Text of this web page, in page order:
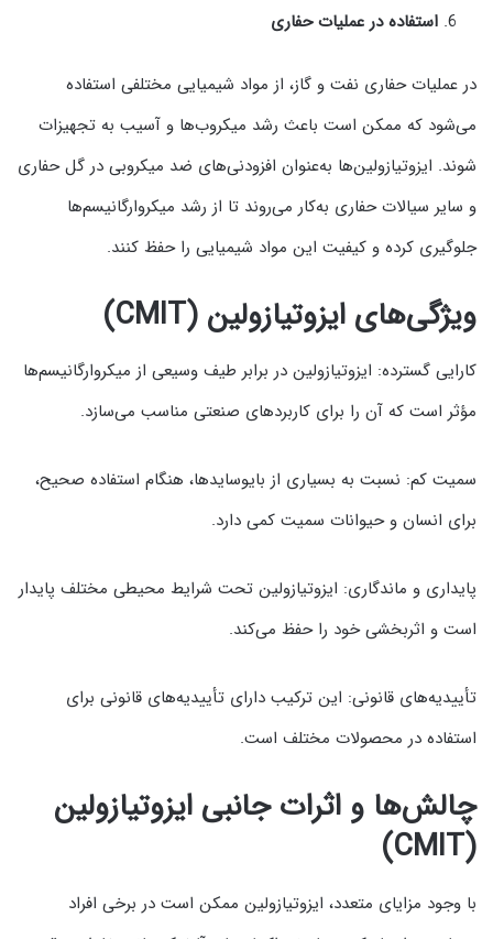
استفاده در عملیات حفاری
در عملیات حفاری نفت و گاز، از مواد شیمیایی مختلفی استفاده
می‌شود که ممکن است باعث رشد میکروب‌ها و آسیب به تجهیزات
شوند. ایزوتیازولین‌ها به‌عنوان افزودنی‌های ضد میکروبی در گل حفاری
و سایر سیالات حفاری به‌کار می‌روند تا از رشد میکروارگانیسم‌ها
جلوگیری کرده و کیفیت این مواد شیمیایی را حفظ کنند.
ویژگی‌های ایزوتیازولین (CMIT)
کارایی گسترده: ایزوتیازولین در برابر طیف وسیعی از میکروارگانیسم‌ها
مؤثر است که آن را برای کاربردهای صنعتی مناسب می‌سازد.
سمیت کم: نسبت به بسیاری از بایوسایدها، هنگام استفاده صحیح،
برای انسان و حیوانات سمیت کمی دارد.
پایداری و ماندگاری: ایزوتیازولین تحت شرایط محیطی مختلف پایدار
است و اثربخشی خود را حفظ می‌کند.
تأییدیه‌های قانونی: این ترکیب دارای تأییدیه‌های قانونی برای
استفاده در محصولات مختلف است.
چالش‌ها و اثرات جانبی ایزوتیازولین
(CMIT)
با وجود مزایای متعدد، ایزوتیازولین ممکن است در برخی افراد